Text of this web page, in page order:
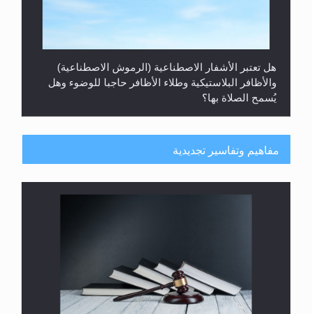
هل تعتبر الأشفار الاصطناعية (الرموش الاصطناعية)
والأظافر البلاستيكية وطلاء الأظافر حاجبا للوضوء وهل
يُسمح الصلاة بها؟
هل يُحسب حول الزكاة وفق السنة الميلادية أو الهجرية؟
مفاهيم وتفاسير تجديدية